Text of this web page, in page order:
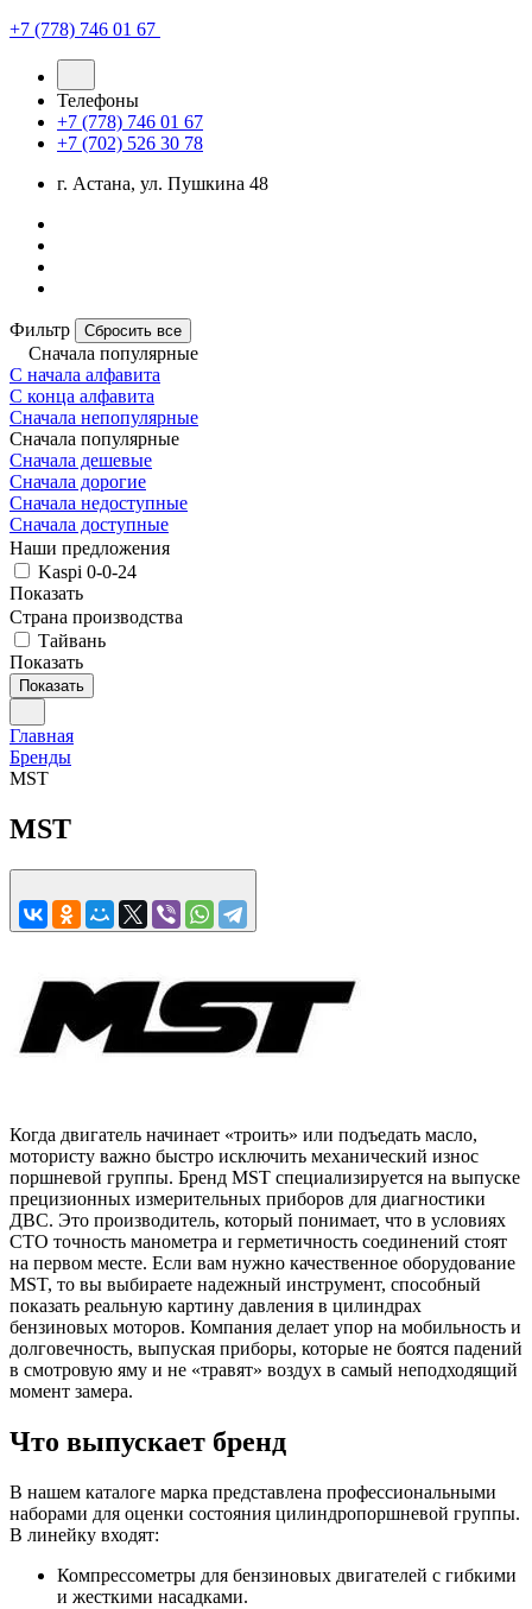
+7 (778) 746 01 67
Телефоны
+7 (778) 746 01 67
+7 (702) 526 30 78
г. Астана, ул. Пушкина 48
Фильтр Сбросить все
Сначала популярные
С начала алфавита
С конца алфавита
Сначала непопулярные
Сначала популярные
Сначала дешевые
Сначала дорогие
Сначала недоступные
Сначала доступные
Наши предложения
Kaspi 0-0-24
Показать
Страна производства
Тайвань
Показать
Показать
Главная
Бренды
MST
MST
Когда двигатель начинает «троить» или подъедать масло,
мотористу важно быстро исключить механический износ
поршневой группы. Бренд MST специализируется на выпуске
прецизионных измерительных приборов для диагностики
ДВС. Это производитель, который понимает, что в условиях
СТО точность манометра и герметичность соединений стоят
на первом месте. Если вам нужно качественное оборудование
MST, то вы выбираете надежный инструмент, способный
показать реальную картину давления в цилиндрах
бензиновых моторов. Компания делает упор на мобильность и
долговечность, выпуская приборы, которые не боятся падений
в смотровую яму и не «травят» воздух в самый неподходящий
момент замера.
Что выпускает бренд
В нашем каталоге марка представлена профессиональными
наборами для оценки состояния цилиндропоршневой группы.
В линейку входят:
Компрессометры для бензиновых двигателей с гибкими
и жесткими насадками.